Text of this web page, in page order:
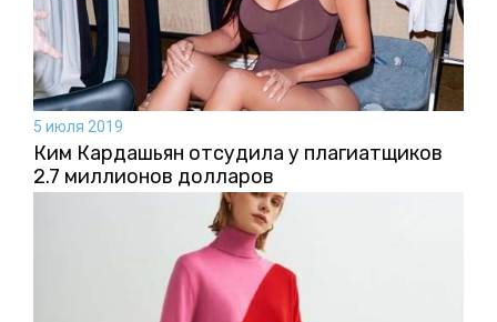
5 июля 2019
Ким Кардашьян отсудила у плагиатщиков
2.7 миллионов долларов